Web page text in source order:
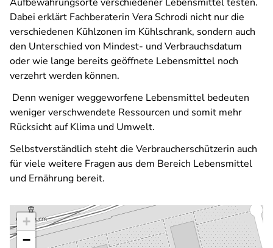
Dabei erklärt Fachberaterin Vera Schrodi nicht nur die
verschiedenen Kühlzonen im Kühlschrank, sondern auch
den Unterschied von Mindest- und Verbrauchsdatum
oder wie lange bereits geöffnete Lebensmittel noch
verzehrt werden können.
Denn weniger weggeworfene Lebensmittel bedeuten
weniger verschwendete Ressourcen und somit mehr
Rücksicht auf Klima und Umwelt.
Selbstverständlich steht die Verbraucherschützerin auch
für viele weitere Fragen aus dem Bereich Lebensmittel
und Ernährung bereit.
+
−